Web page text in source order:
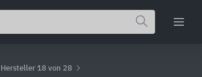
Hersteller 18 von 28